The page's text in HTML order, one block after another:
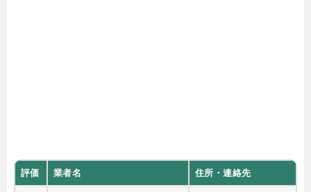
評価 業者名 住所・連絡先